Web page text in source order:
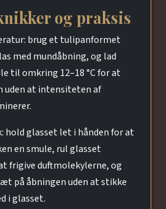
og praksis
brug et tulipanformet
med mundåbning, og lad
til omkring 12–18 °C for at
uden at intensiteten af
hold glasset let i hånden for at
en smule, rul glasset
frigive duftmolekylerne, og
på åbningen uden at stikke
i glasset.